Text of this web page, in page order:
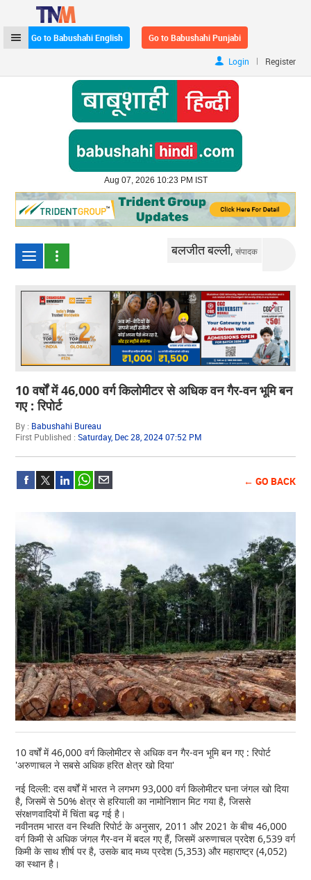
Go to Babushahi English Go to Babushahi Punjabi
Login | Register
Aug 07, 2026 10:23 PM IST
बलजीत बल्ली,संपादक
10 वर्षों में 46,000 वर्ग किलोमीटर से अधिक वन गैर-वन भूमि बन
गए : रिपोर्ट
By : Babushahi Bureau
First Published :Saturday, Dec 28, 2024 07:52 PM
← GO BACK
10 वर्षों में 46,000 वर्ग किलोमीटर से अधिक वन गैर-वन भूमि बन गए : रिपोर्ट
'अरुणाचल ने सबसे अधिक हरित क्षेत्र खो दिया'
नई दिल्ली: दस वर्षों में भारत ने लगभग 93,000 वर्ग किलोमीटर घना जंगल खो दिया
है, जिसमें से 50% क्षेत्र से हरियाली का नामोनिशान मिट गया है, जिससे
संरक्षणवादियों में चिंता बढ़ गई है।
नवीनतम भारत वन स्थिति रिपोर्ट के अनुसार, 2011 और 2021 के बीच 46,000
वर्ग किमी से अधिक जंगल गैर-वन में बदल गए हैं, जिसमें अरुणाचल प्रदेश 6,539 वर्ग
किमी के साथ शीर्ष पर है, उसके बाद मध्य प्रदेश (5,353) और महाराष्ट्र (4,052)
का स्थान है।